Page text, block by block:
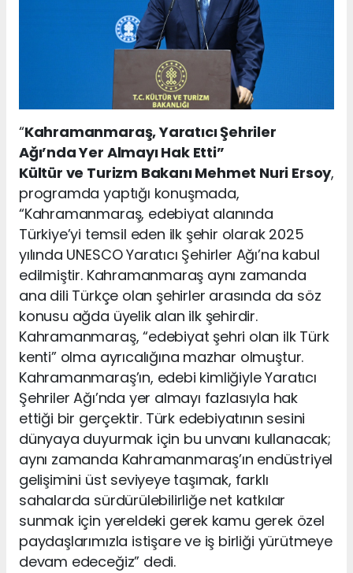
“Kahramanmaraş, Yaratıcı Şehriler
Ağı’nda Yer Almayı Hak Etti”
Kültür ve Turizm Bakanı Mehmet Nuri Ersoy,
programda yaptığı konuşmada,
“Kahramanmaraş, edebiyat alanında
Türkiye’yi temsil eden ilk şehir olarak 2025
yılında UNESCO Yaratıcı Şehirler Ağı’na kabul
edilmiştir. Kahramanmaraş aynı zamanda
ana dili Türkçe olan şehirler arasında da söz
konusu ağda üyelik alan ilk şehirdir.
Kahramanmaraş, “edebiyat şehri olan ilk Türk
kenti” olma ayrıcalığına mazhar olmuştur.
Kahramanmaraş’ın, edebi kimliğiyle Yaratıcı
Şehriler Ağı’nda yer almayı fazlasıyla hak
ettiği bir gerçektir. Türk edebiyatının sesini
dünyaya duyurmak için bu unvanı kullanacak;
aynı zamanda Kahramanmaraş’ın endüstriyel
gelişimini üst seviyeye taşımak, farklı
sahalarda sürdürülebilirliğe net katkılar
sunmak için yereldeki gerek kamu gerek özel
paydaşlarımızla istişare ve iş birliği yürütmeye
devam edeceğiz” dedi.